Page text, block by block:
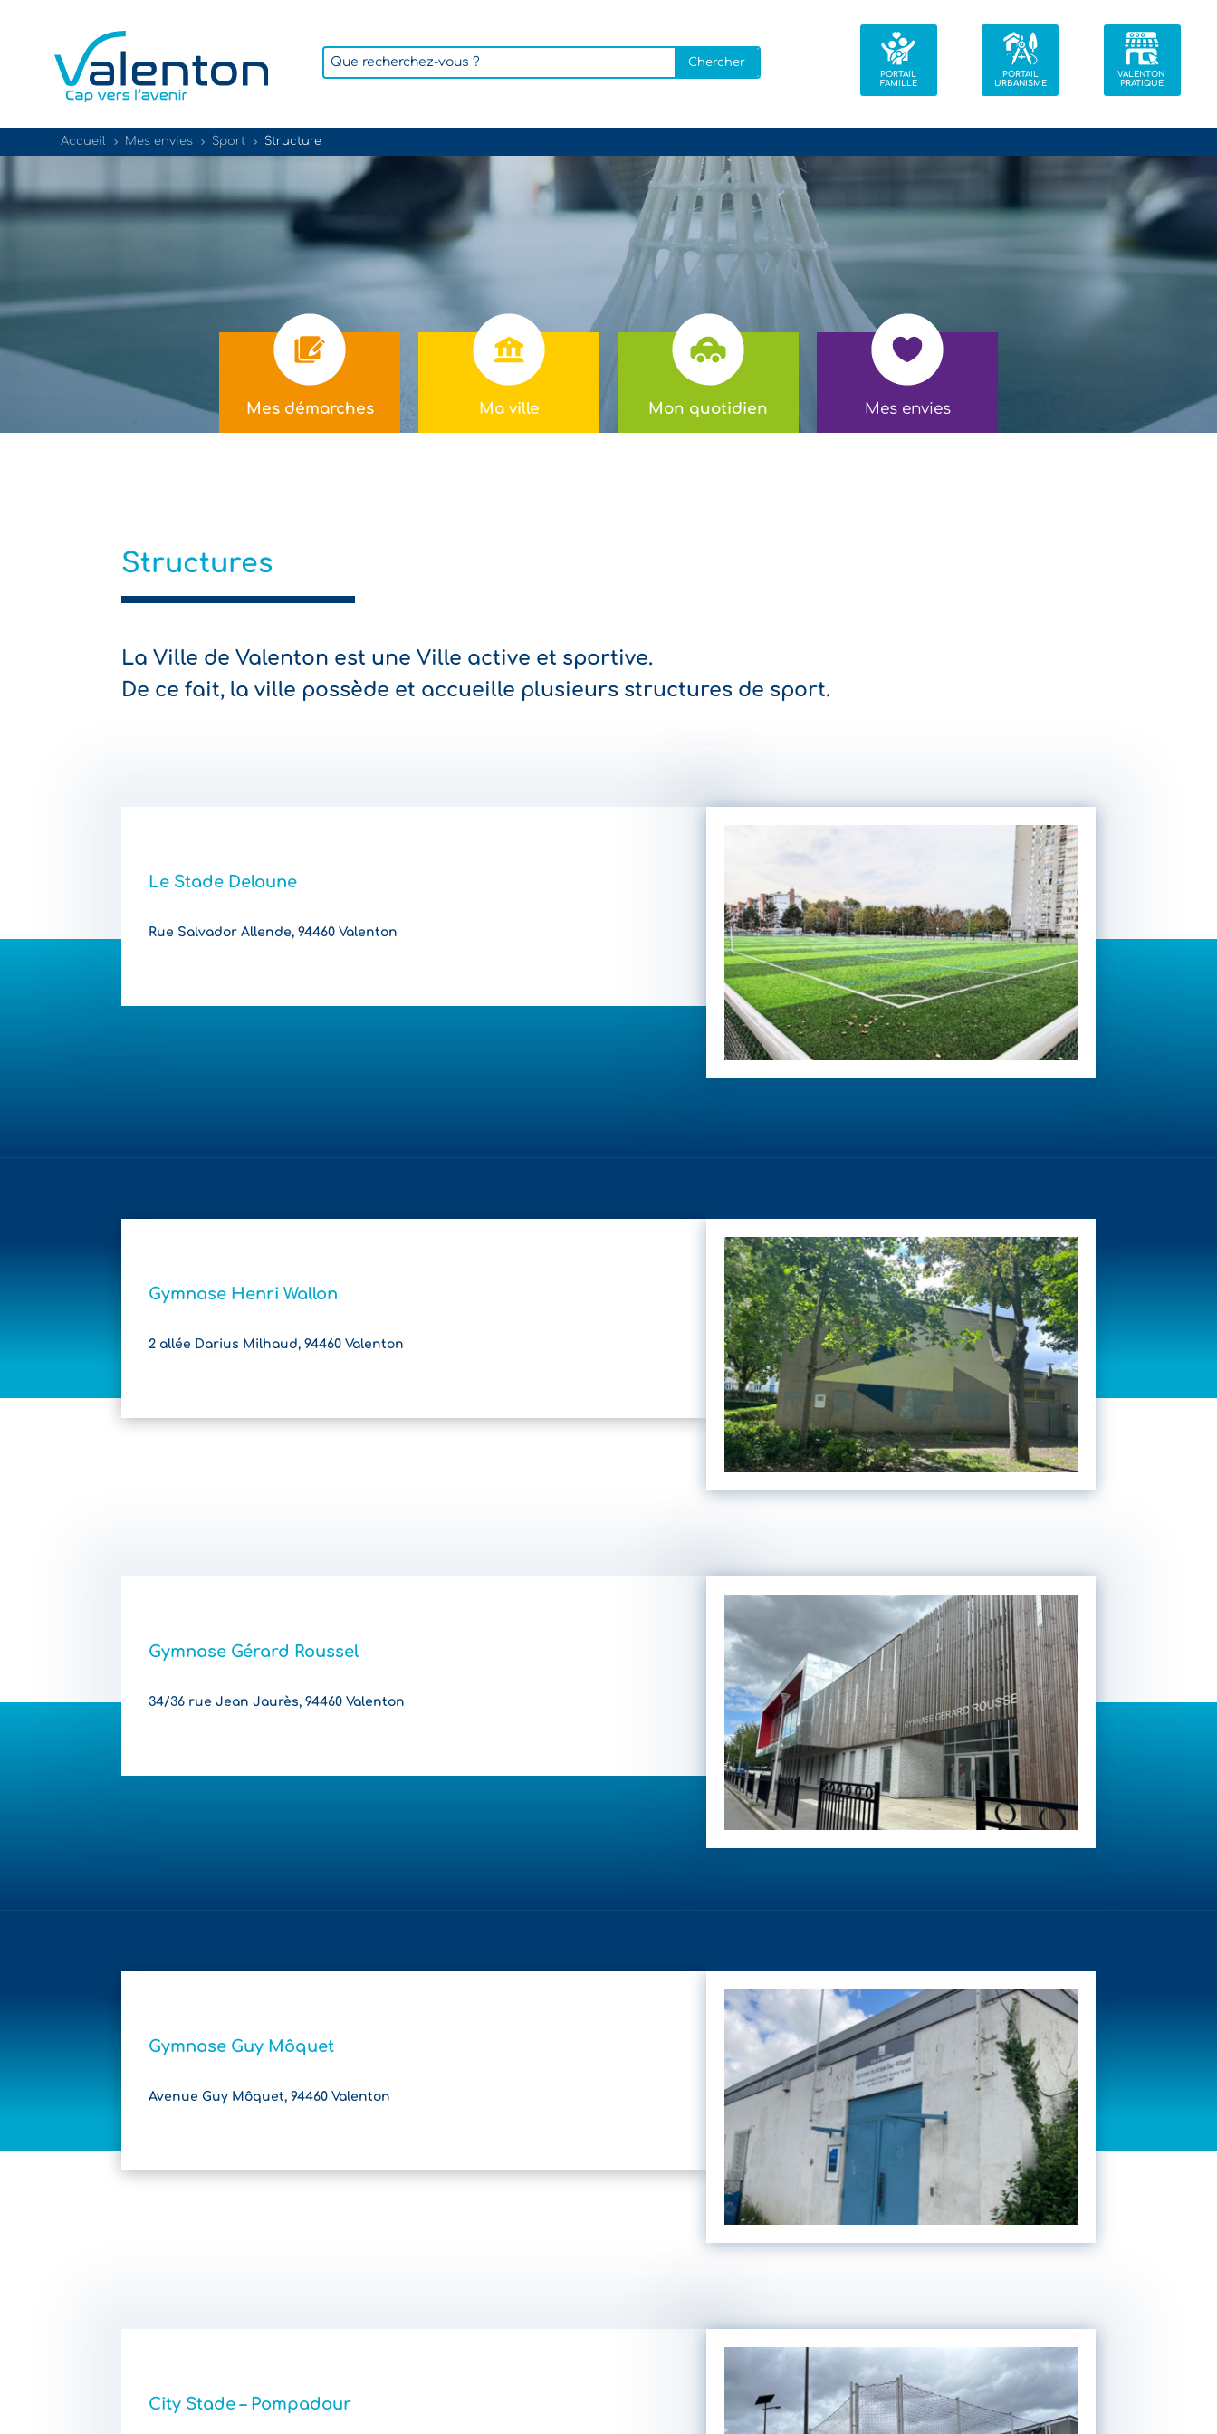
PORTAIL
FAMILLE
PORTAIL
URBANISME
VALENTON
PRATIQUE
Accueil 5 Mes envies 5 Sport 5 Structure
Mes démarches Ma ville Mon quotidien Mes envies
Structures
La Ville de Valenton est une Ville active et sportive.
De ce fait, la ville possède et accueille plusieurs structures de sport.
Le Stade Delaune
Rue Salvador Allende, 94460 Valenton
Gymnase Henri Wallon
2 allée Darius Milhaud, 94460 Valenton
Gymnase Gérard Roussel
34/36 rue Jean Jaurès, 94460 Valenton
Gymnase Guy Môquet
Avenue Guy Môquet, 94460 Valenton
City Stade – Pompadour